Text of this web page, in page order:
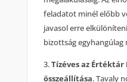
feladatot minél előbb
javasol erre
bizottság egyhangúlag
3.Tízéves az
összeállítása. Tavaly